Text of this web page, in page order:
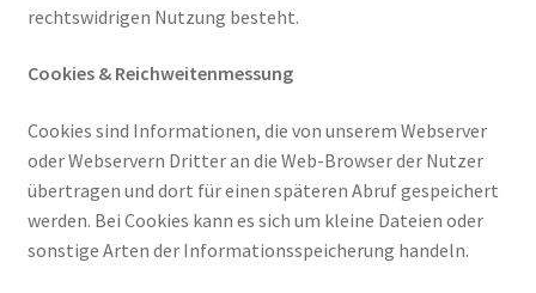
rechtswidrigen Nutzung besteht.
Cookies & Reichweitenmessung
Cookies sind Informationen, die von unserem Webserver
oder Webservern Dritter an die Web-Browser der Nutzer
übertragen und dort für einen späteren Abruf gespeichert
werden. Bei Cookies kann es sich um kleine Dateien oder
sonstige Arten der Informationsspeicherung handeln.